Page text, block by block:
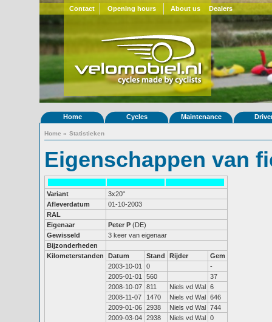
Contact Opening hours About us Dealers
Home Cycles Maintenance
Home » Statistieken
Eigenschappen van
Variant
3x20"
Afleverdatum
01-10-2003
RAL
Eigenaar
Peter P (DE)
Gewisseld
3 keer van eigenaar
Bijzonderheden
Kilometerstanden
Datum Stand Rijder
Gem
2003-10-01
0
-
2005-01-01
560
37
2008-10-07 811 Niels vd Wal 6
2008-11-07
1470 Niels vd Wal 646
2009-01-06 2938 Niels vd Wal 744
2009-03-04 2938 Niels vd Wal 0